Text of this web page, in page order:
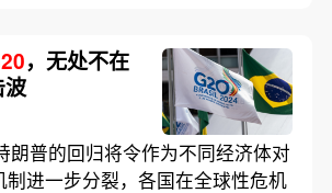
，无处不在
波
朗普的回归将令作为不同经济体对
制进一步分裂，各国在全球性危机